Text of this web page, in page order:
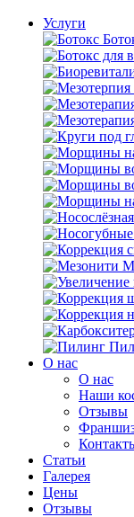
Услуги
O нас
O нас
Наши
Отзывы
Статьи
Галерея
Цены
Отзывы